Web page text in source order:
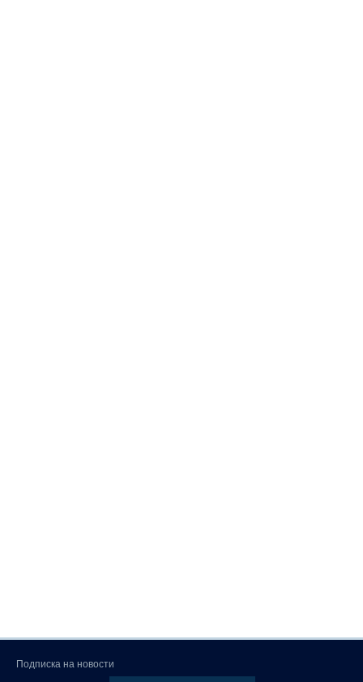
Подписка на новости